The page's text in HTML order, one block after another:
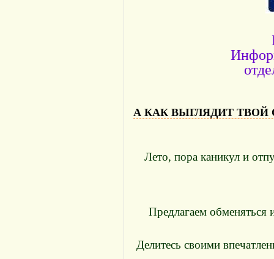
А КАК ВЫГЛЯДИТ ТВОЙ
Лето, пора каникул и
Предлагаем
Делитесь своими